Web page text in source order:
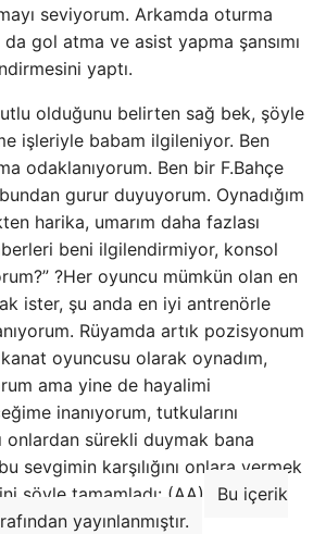
seviyorum. Arkamda oturma
gol atma ve asist yapma şansımı
yaptı.
olduğunu belirten sağ bek, şöyle
işleriyle babam ilgileniyor. Ben
odaklanıyorum. Ben bir F.Bahçe
gurur duyuyorum. Oynadığım
harika, umarım daha fazlası
beni ilgilendirmiyor, konsol
?Her oyuncu mümkün olan en
ister, şu anda en iyi antrenörle
Rüyamda artık pozisyonum
oyuncusu olarak oynadım,
ama yine de hayalimi
inanıyorum, tutkularını
onlardan sürekli duymak bana
sevgimin karşılığını onlara vermek
şöyle tamamladı: (AA)
Bu içerik
yayınlanmıştır.